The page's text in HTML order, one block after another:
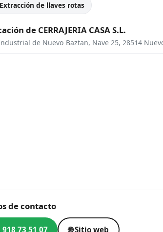
de llaves rotas
de CERRAJERIA CASA S.L.
de Nuevo Baztan, Nave 25, 28514
de contacto
918 73 51 07 🌐 Sitio web